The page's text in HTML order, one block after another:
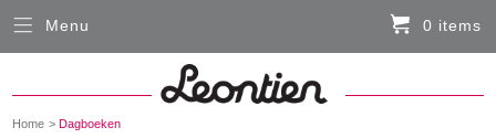
You
Home Dagboeken
Menu 0 items
Sluiten
HARDLOOPKLEDING